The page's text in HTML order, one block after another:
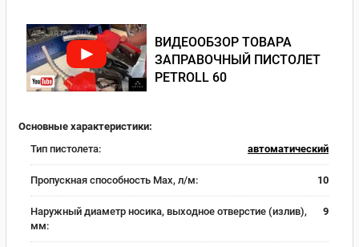
ВИДЕООБЗОР ТОВАРА
ЗАПРАВОЧНЫЙ ПИСТОЛЕТ
PETROLL 60
Основные характеристики:
Тип пистолета:
автоматический
Пропускная способность Max, л/м: 10
Наружный диаметр носика, выходное отверстие (излив),
мм:
9